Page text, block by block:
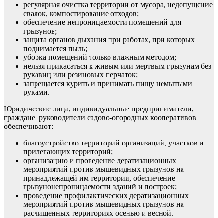
регулярная очистка территории от мусора, недопущение
свалок, компостирование отходов;
обеспечение непроницаемости помещений для
грызунов;
защита органов дыхания при работах, при которых
поднимается пыль;
уборка помещений только влажным методом;
нельзя прикасаться к живым или мертвым грызунам без
рукавиц или резиновых перчаток;
запрещается курить и принимать пищу немытыми
руками.
Юридические лица, индивидуальные предприниматели,
граждане, руководители садово-огородных кооперативов
обеспечивают:
благоустройство территорий организаций, участков и
прилегающих территорий;
организацию и проведение дератизационных
мероприятий против мышевидных грызунов на
принадлежащей им территории, обеспечение
грызунонепроницаемости зданий и построек;
проведение профилактических дератизационных
мероприятий против мышевидных грызунов на
расчищенных территориях осенью и весной.